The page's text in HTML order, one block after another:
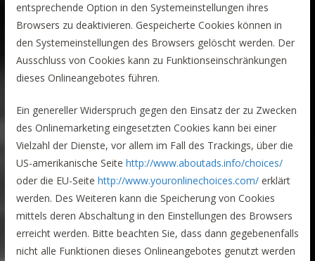
entsprechende Option in den Systemeinstellungen ihres
Browsers zu deaktivieren. Gespeicherte Cookies können in
den Systemeinstellungen des Browsers gelöscht werden. Der
Ausschluss von Cookies kann zu Funktionseinschränkungen
dieses Onlineangebotes führen.
Ein genereller Widerspruch gegen den Einsatz der zu Zwecken
des Onlinemarketing eingesetzten Cookies kann bei einer
Vielzahl der Dienste, vor allem im Fall des Trackings, über die
US-amerikanische Seite http://www.aboutads.info/choices/
oder die EU-Seite http://www.youronlinechoices.com/erklärt
werden. Des Weiteren kann die Speicherung von Cookies
mittels deren Abschaltung in den Einstellungen des Browsers
erreicht werden. Bitte beachten Sie, dass dann gegebenenfalls
nicht alle Funktionen dieses Onlineangebotes genutzt werden